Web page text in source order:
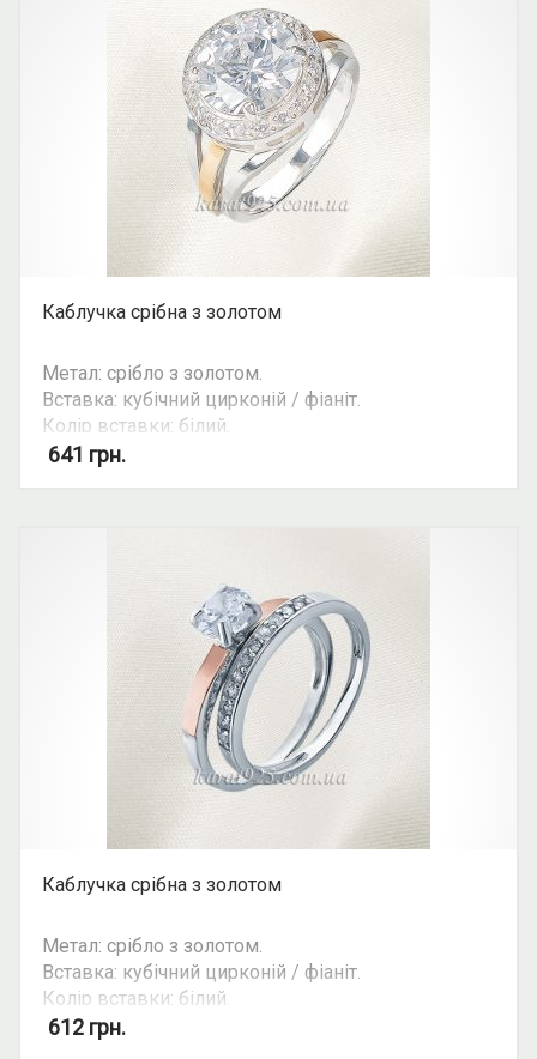
Каблучка срібна з золотом
Метал: срібло з золотом.
Вставка: кубічний цирконій / фіаніт.
Колір вставки: білий.
Вид: круглий камінь.
641 грн.
Каблучка срібна з золотом
Метал: срібло з золотом.
Вставка: кубічний цирконій / фіаніт.
Колір вставки: білий.
Вид: круглий камінь, подвійна каблучка.
612 грн.